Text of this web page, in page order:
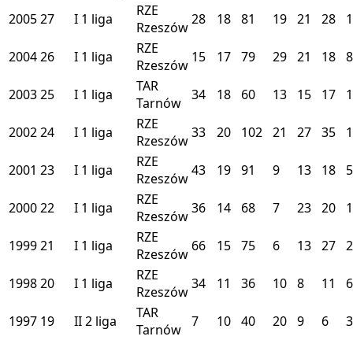
200527 I 1 liga
RZE
Rzeszów28 18 81 19 21 28
200426 I 1 liga
RZE
Rzeszów 15 17 79 29 21 18 8
200325 I 1 liga
TAR
Tarnów 34 18 60 13 15 17
200224 I 1 liga
RZE
Rzeszów33 20 102 21 27 35
2001 23 I 1 liga
RZE
Rzeszów43 19 91 9 13 18 5
200022 I 1 liga
RZE
Rzeszów36 14 68 7 23 20
199921 I 1 liga
RZE
Rzeszów 66 15 75 6 13 27
199820 I 1 liga
RZE
Rzeszów34 11 36 10 8 11 6
1997 19 II2 liga
TAR
Tarnów 7 10 40 20 9 6 3